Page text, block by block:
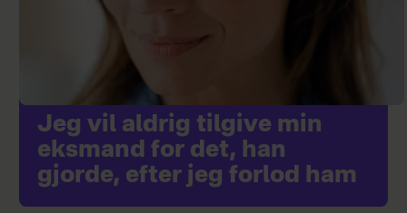
Jeg vil aldrig tilgive min
eksmand for det, han
gjorde, efter jeg forlod ham